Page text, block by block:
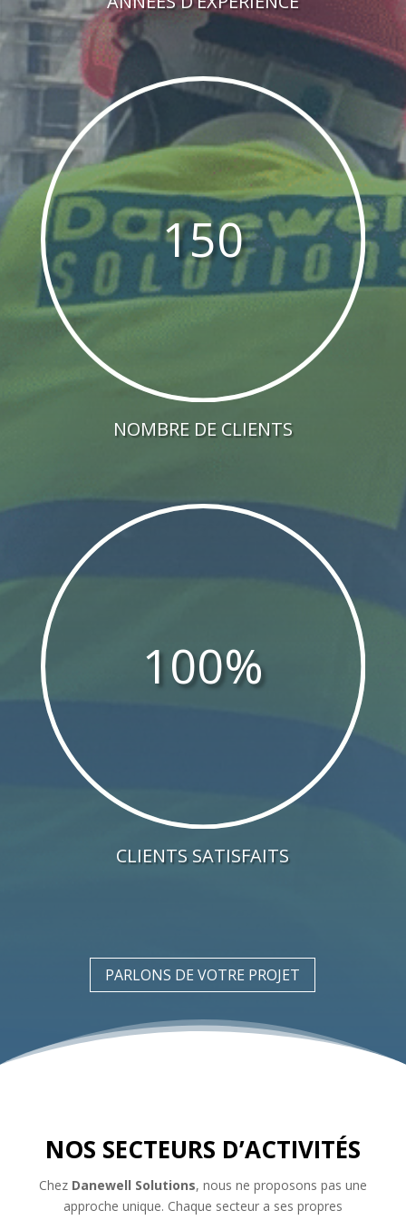
150
NOMBRE DE CLIENTS
100%
CLIENTS SATISFAITS
PARLONS DE VOTRE PROJET
NOS SECTEURS D’ACTIVITÉS
Chez Danewell Solutions, nous ne proposons pas une
approche unique. Chaque secteur a ses propres